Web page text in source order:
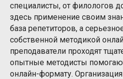
специалисты, от филологов
здесь применение своим
база репетиторов, а
собственной методикой
преподаватели проходят
опытные методисты
онлайн-формату.